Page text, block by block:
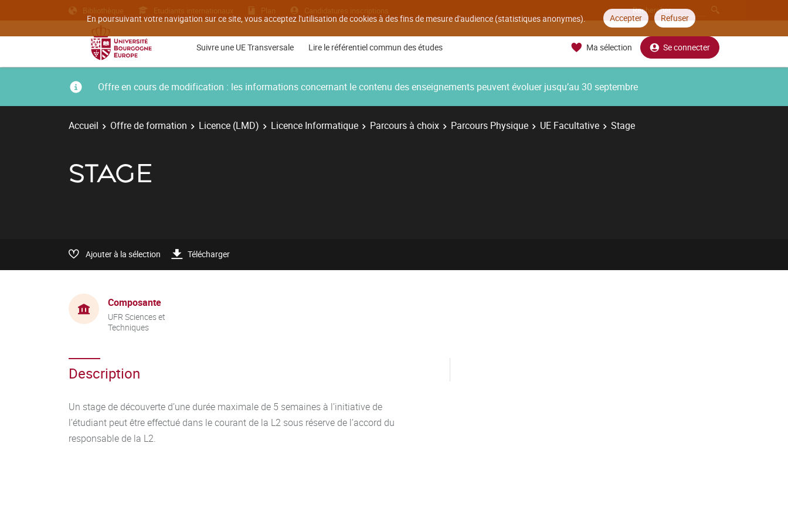
En poursuivant votre navigation sur ce site, vous acceptez l'utilisation de cookies à des fins de mesure d'audience (statistiques anonymes). Accepter Refuser
Bibliothèque Etudiants internationaux Plan Candidatures inscriptions
Suivre une UE Transversale Lire le référentiel commun des études Ma sélection Se connecter
Offre en cours de modification : les informations concernant le contenu des enseignements peuvent évoluer jusqu’au 30 septembre
Accueil Offre de formation Licence (LMD) Licence Informatique Parcours à choix Parcours Physique UE Facultative Stage
STAGE
Ajouter à la sélection Télécharger
Composante
UFR Sciences et
Techniques
Description
Un stage de découverte d’une durée maximale de 5 semaines à l’initiative de
l’étudiant peut être effectué dans le courant de la L2 sous réserve de l’accord du
responsable de la L2.